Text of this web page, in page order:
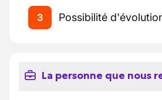
3 Possibilité
La personne que nous